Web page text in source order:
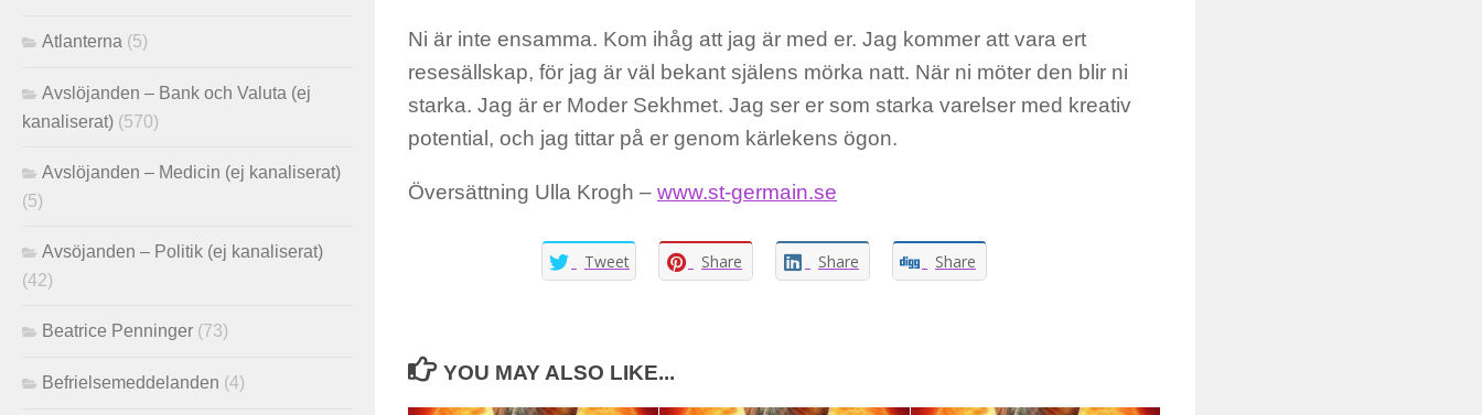
Ni är inte ensamma. Kom ihåg att jag är med er. Jag kommer att vara ert
resesällskap, för jag är väl bekant själens mörka natt. När ni möter den blir ni
starka. Jag är er Moder Sekhmet. Jag ser er som starka varelser med kreativ
potential, och jag tittar på er genom kärlekens ögon.
Översättning Ulla Krogh – www.st-germain.se
Tweet Share Share Share
YOU MAY ALSO LIKE...
Atlanterna (5)
Avslöjanden – Bank och Valuta (ej
kanaliserat) (570)
Avslöjanden – Medicin (ej kanaliserat)
(5)
Avsöjanden – Politik (ej kanaliserat)
(42)
Beatrice Penninger (73)
Befrielsemeddelanden (4)